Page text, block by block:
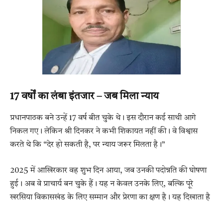
17 वर्षों का लंबा इंतजार – जब मिला न्याय
प्रधानपाठक बने उन्हें 17 वर्ष बीत चुके थे। इस दौरान कई साथी आगे
निकल गए। लेकिन श्री दिनकर ने कभी शिकायत नहीं की। वे विश्वास
करते थे कि “देर हो सकती है, पर न्याय जरूर मिलता है।”
2025 में आखिरकार वह शुभ दिन आया, जब उनकी पदोन्नति की घोषणा
हुई। अब वे प्राचार्य बन चुके हैं। यह न केवल उनके लिए, बल्कि पूरे
खरसिया विकासखंड के लिए सम्मान और प्रेरणा का क्षण है। यह दिखाता है